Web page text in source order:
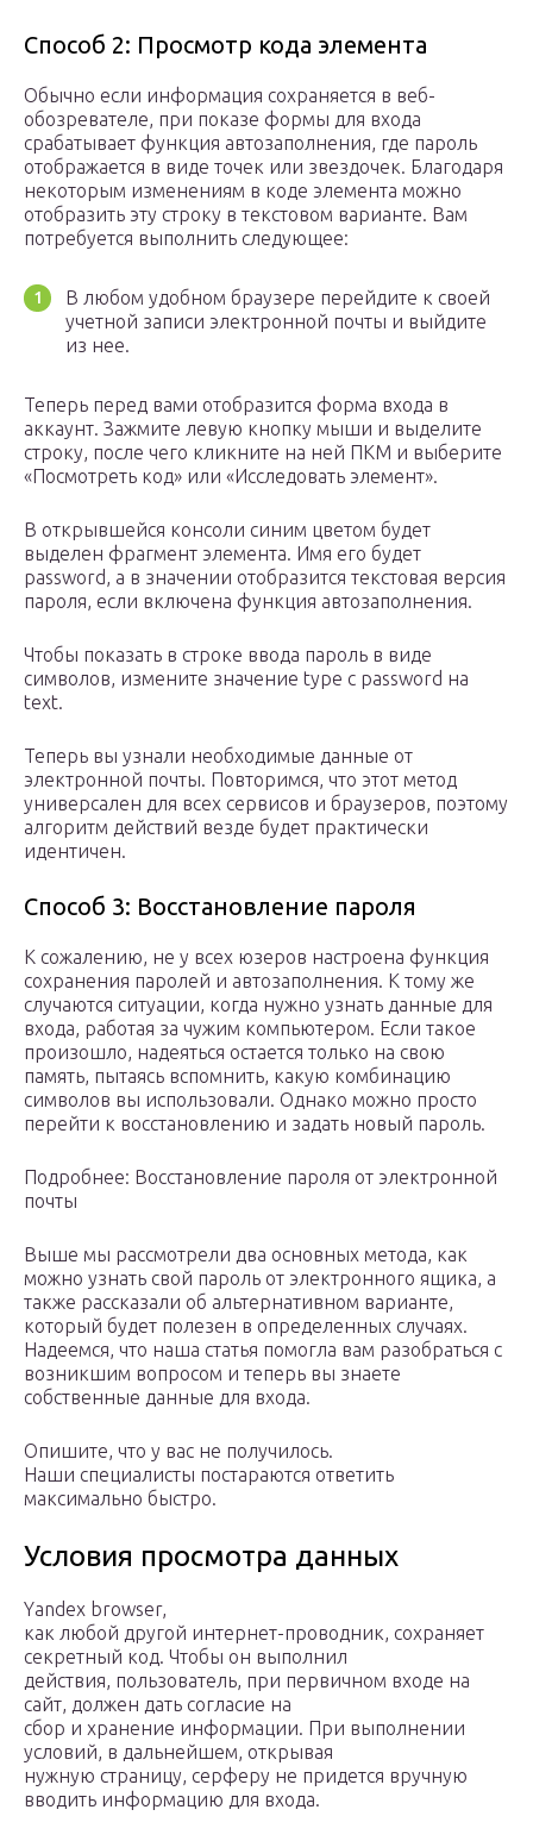
Способ 2: Просмотр кода элемента
Обычно если информация сохраняется в веб-
обозревателе, при показе формы для входа
срабатывает функция автозаполнения, где пароль
отображается в виде точек или звездочек. Благодаря
некоторым изменениям в коде элемента можно
отобразить эту строку в текстовом варианте. Вам
потребуется выполнить следующее:
В любом удобном браузере перейдите к своей
учетной записи электронной почты и выйдите
из нее.
Теперь перед вами отобразится форма входа в
аккаунт. Зажмите левую кнопку мыши и выделите
строку, после чего кликните на ней ПКМ и выберите
«Посмотреть код» или «Исследовать элемент».
В открывшейся консоли синим цветом будет
выделен фрагмент элемента. Имя его будет
password, а в значении отобразится текстовая версия
пароля, если включена функция автозаполнения.
Чтобы показать в строке ввода пароль в виде
символов, измените значение type с password на
text.
Теперь вы узнали необходимые данные от
электронной почты. Повторимся, что этот метод
универсален для всех сервисов и браузеров, поэтому
алгоритм действий везде будет практически
идентичен.
Способ 3: Восстановление пароля
К сожалению, не у всех юзеров настроена функция
сохранения паролей и автозаполнения. К тому же
случаются ситуации, когда нужно узнать данные для
входа, работая за чужим компьютером. Если такое
произошло, надеяться остается только на свою
память, пытаясь вспомнить, какую комбинацию
символов вы использовали. Однако можно просто
перейти к восстановлению и задать новый пароль.
Подробнее: Восстановление пароля от электронной
почты
Выше мы рассмотрели два основных метода, как
можно узнать свой пароль от электронного ящика, а
также рассказали об альтернативном варианте,
который будет полезен в определенных случаях.
Надеемся, что наша статья помогла вам разобраться с
возникшим вопросом и теперь вы знаете
собственные данные для входа.
Опишите, что у вас не получилось.
Наши специалисты постараются ответить
максимально быстро.
Условия просмотра данных
Yandex browser,
как любой другой интернет-проводник, сохраняет
секретный код. Чтобы он выполнил
действия, пользователь, при первичном входе на
сайт, должен дать согласие на
сбор и хранение информации. При выполнении
условий, в дальнейшем, открывая
нужную страницу, серферу не придется вручную
вводить информацию для входа.